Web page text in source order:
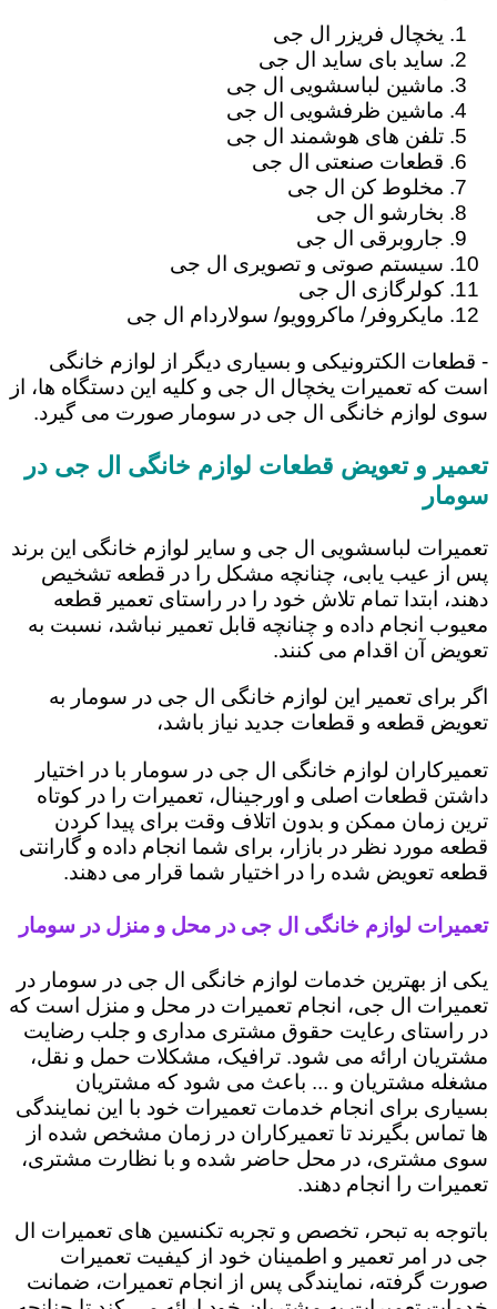
یخچال فریزر ال جی
ساید بای ساید ال جی
ماشین لباسشویی ال جی
ماشین ظرفشویی ال جی
تلفن های هوشمند ال جی
قطعات صنعتی ال جی
مخلوط کن ال جی
بخارشو ال جی
جاروبرقی ال جی
سیستم صوتی و تصویری ال جی
کولرگازی ال جی
مایکروفر/ ماکروویو/ سولاردام ال جی
- قطعات الکترونیکی و بسیاری دیگر از لوازم خانگی
است که تعمیرات یخچال ال جی و کلیه این دستگاه ها، از
سوی لوازم خانگی ال جی در سومار صورت می گیرد.
تعمیر و تعویض قطعات لوازم خانگی ال جی در
سومار
تعمیرات لباسشویی ال جی و سایر لوازم خانگی این برند
پس از عیب یابی، چنانچه مشکل را در قطعه تشخیص
دهند، ابتدا تمام تلاش خود را در راستای تعمیر قطعه
معیوب انجام داده و چنانچه قابل تعمیر نباشد، نسبت به
تعویض آن اقدام می کنند.
اگر برای تعمیر این لوازم خانگی ال جی در سومار به
تعویض قطعه و قطعات جدید نیاز باشد،
تعمیرکاران لوازم خانگی ال جی در سومار با در اختیار
داشتن قطعات اصلی و اورجینال، تعمیرات را در کوتاه
ترین زمان ممکن و بدون اتلاف وقت برای پیدا کردن
قطعه مورد نظر در بازار، برای شما انجام داده و گارانتی
قطعه تعویض شده را در اختیار شما قرار می دهند.
تعمیرات لوازم خانگی ال جی در محل و منزل در سومار
یکی از بهترین خدمات لوازم خانگی ال جی در سومار در
تعمیرات ال جی، انجام تعمیرات در محل و منزل است که
در راستای رعایت حقوق مشتری مداری و جلب رضایت
مشتریان ارائه می شود. ترافیک، مشکلات حمل و نقل،
مشغله مشتریان و ... باعث می شود که مشتریان
بسیاری برای انجام خدمات تعمیرات خود با این نمایندگی
ها تماس بگیرند تا تعمیرکاران در زمان مشخص شده از
سوی مشتری، در محل حاضر شده و با نظارت مشتری،
تعمیرات را انجام دهند.
باتوجه به تبحر، تخصص و تجربه تکنسین های تعمیرات ال
جی در امر تعمیر و اطمینان خود از کیفیت تعمیرات
صورت گرفته، نمایندگی پس از انجام تعمیرات، ضمانت